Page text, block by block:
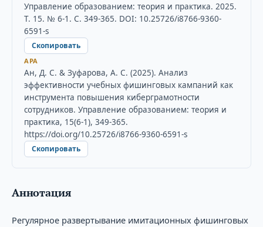
Управление образованием: теория и практика. 2025.
Т. 15. № 6-1. С. 349-365. DOI: 10.25726/i8766-9360-
6591-s
Скопировать
APA
Ан, Д. С. & Зуфарова, А. С. (2025). Анализ
эффективности учебных фишинговых кампаний как
инструмента повышения киберграмотности
сотрудников. Управление образованием: теория и
практика, 15(6-1), 349-365.
https://doi.org/10.25726/i8766-9360-6591-s
Скопировать
Аннотация
Регулярное развертывание имитационных фишинговых